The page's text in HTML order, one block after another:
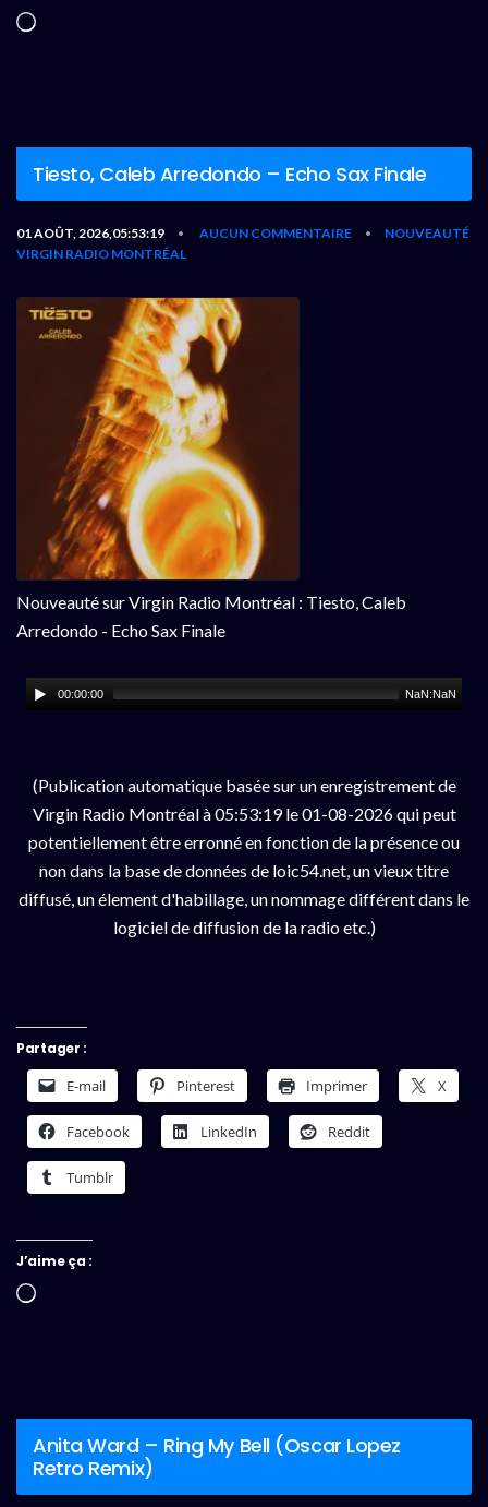
Chargement…
Tiesto, Caleb Arredondo – Echo Sax Finale
01 AOÛT, 2026,05:53:19 • AUCUN COMMENTAIRE •
NOUVEAUTÉ
VIRGIN RADIO MONTRÉAL
Nouveauté sur Virgin Radio Montréal : Tiesto, Caleb
Arredondo - Echo Sax Finale
00:00:00 NaN:NaN
(Publication automatique basée sur un enregistrement de
Virgin Radio Montréal à 05:53:19 le 01-08-2026 qui peut
potentiellement être erronné en fonction de la présence ou
non dans la base de données de loic54.net, un vieux titre
diffusé, un élement d'habillage, un nommage différent dans le
logiciel de diffusion de la radio etc.)
Partager :
E-mail Pinterest Imprimer X
Facebook LinkedIn Reddit
Tumblr
J’aime ça :
Chargement…
Anita Ward – Ring My Bell (Oscar Lopez
Retro Remix)